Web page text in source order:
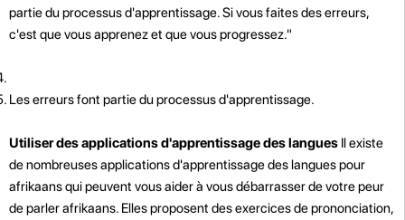
partie du processus d'apprentissage. Si vous faites des erreurs,
c'est que vous apprenez et que vous progressez."
Les erreurs font partie du processus d'apprentissage.
Utiliser des applications d'apprentissage des langues Il existe
de nombreuses applications d'apprentissage des langues pour
afrikaans qui peuvent vous aider à vous débarrasser de votre peur
de parler afrikaans. Elles proposent des exercices de prononciation,